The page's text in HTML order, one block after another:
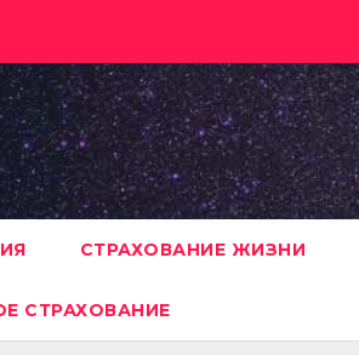
СТРАХОВАНИЕ ЖИЗНИ
СТРАХОВАНИЕ